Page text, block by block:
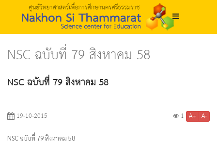
NSC ฉบับที่ 79 สิงหาคม 58
NSC ฉบับที่ 79 สิงหาคม 58
19-10-2015 1 A+ A-
NSC ฉบับที่ 79 สิงหาคม 58